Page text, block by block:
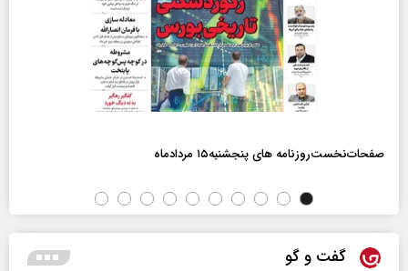
صفحات‌نخست‌روزنامه ها‌ی پنجشنبه‌۱۵ مردادماه
گفت و گو